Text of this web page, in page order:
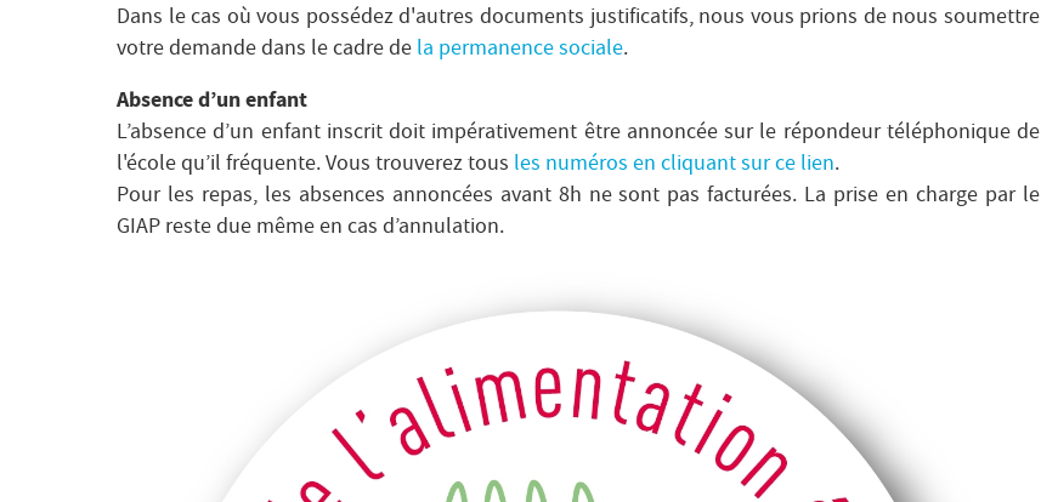
Dans le cas où vous possédez d'autres documents justificatifs, nous vous prions de nous soumettre
votre demande dans le cadre de la permanence sociale.
Absence d’un enfant
L’absence d’un enfant inscrit doit impérativement être annoncée sur le répondeur téléphonique de
l'école qu’il fréquente. Vous trouverez tous les numéros en cliquant sur ce lien.
Pour les repas, les absences annoncées avant 8h ne sont pas facturées. La prise en charge par le
GIAP reste due même en cas d’annulation.